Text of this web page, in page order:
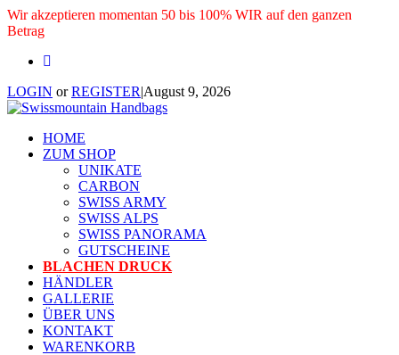
Wir akzeptieren momentan 50 bis 100% WIR auf den ganzen
Betrag
LOGIN orREGISTER|August 9, 2026
HOME
ZUM SHOP
UNIKATE
CARBON
SWISS ARMY
SWISS ALPS
SWISS PANORAMA
GUTSCHEINE
BLACHEN DRUCK
HÄNDLER
GALLERIE
ÜBER UNS
KONTAKT
WARENKORB